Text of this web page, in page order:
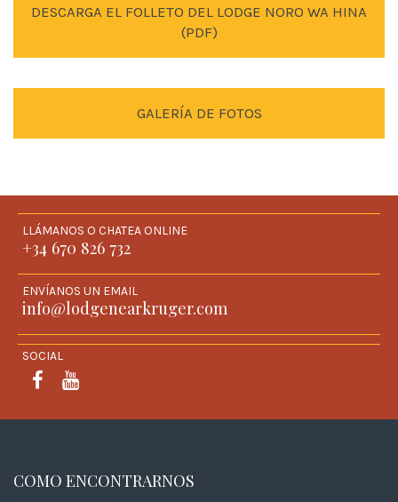
DESCARGA EL FOLLETO DEL LODGE NORO WA HINA
(PDF)
GALERÍA DE FOTOS
LLÁMANOS O CHATEA ONLINE
+34 670 826 732
ENVÍANOS UN EMAIL
info@lodgenearkruger.com
SOCIAL
COMO ENCONTRARNOS